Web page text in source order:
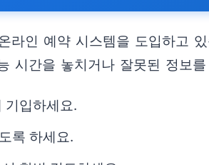
라인 예약 시스템을 도입하고
시간을 놓치거나 잘못된 정보
기입하세요.
록 하세요.